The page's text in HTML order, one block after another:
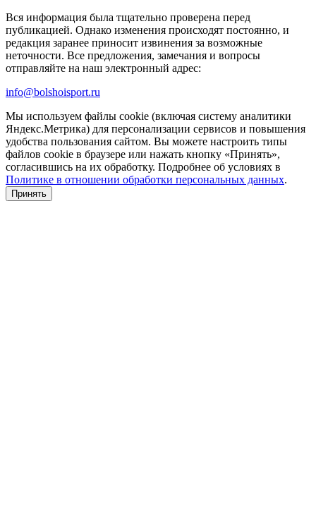
Вся информация была тщательно проверена перед
публикацией. Однако изменения происходят постоянно, и
редакция заранее приносит извинения за возможные
неточности. Все предложения, замечания и вопросы
отправляйте на наш электронный адрес:
info@bolshoisport.ru
Мы используем файлы cookie (включая систему аналитики
Яндекс.Метрика) для персонализации сервисов и повышения
удобства пользования сайтом. Вы можете настроить типы
файлов cookie в браузере или нажать кнопку «Принять»,
согласившись на их обработку. Подробнее об условиях в
Политике в отношении обработки персональных данных.
Принять